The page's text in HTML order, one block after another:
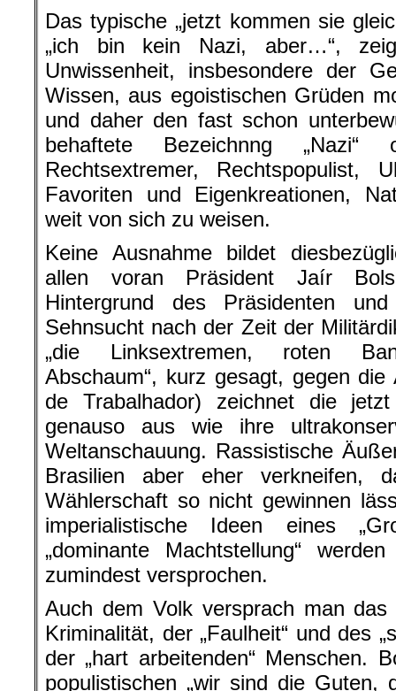
Das typische „jetzt kommen sie
„ich bin kein Nazi, aber…“,
Unwissenheit, insbesondere der
Wissen, aus egoistischen Grüden
und daher den fast schon
behaftete Bezeichnng „Nazi“
Rechtsextremer, Rechtspopulist,
Favoriten und Eigenkreationen,
weit von sich zu weisen.
Keine Ausnahme bildet
allen voran Präsident Jaír
Hintergrund des Präsidenten
Sehnsucht nach der Zeit der
„die Linksextremen, roten
Abschaum“, kurz gesagt, gegen
de Trabalhador) zeichnet die
genauso aus wie ihre
Weltanschauung. Rassistische
Brasilien aber eher verkneifen,
Wählerschaft so nicht gewinnen
imperialistische Ideen eines
„dominante Machtstellung“
zumindest versprochen.
Auch dem Volk versprach man
Kriminalität, der „Faulheit“ und des
der „hart arbeitenden“ Menschen.
populistischen „wir sind die Guten,